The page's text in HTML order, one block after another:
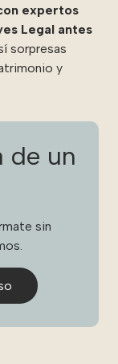
expertos
Legal antes
sorpresas
y
de un
sin